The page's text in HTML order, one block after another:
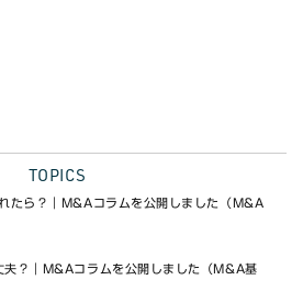
TOPICS
たら？｜M&Aコラムを公開しました（M&A
夫？｜M&Aコラムを公開しました（M&A基